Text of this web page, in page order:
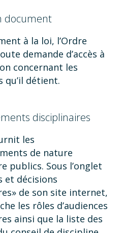
document
à la loi, l’Ordre
demande d’accès à
concernant les
qu’il détient.
disciplinaires
les
de nature
publics. Sous l’onglet
et décisions
de son site internet,
les rôles d’audiences
ainsi que la liste des